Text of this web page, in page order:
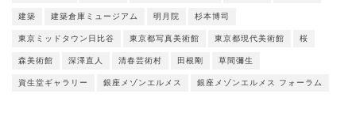
建築 建築倉庫ミュージアム 明月院 杉本博司
東京ミッドタウン日比谷 東京都写真美術館 東京都現代美術館 桜
森美術館 深澤直人 清春芸術村 田根剛 草間彌生
資生堂ギャラリー 銀座メゾンエルメス 銀座メゾンエルメス フォーラム